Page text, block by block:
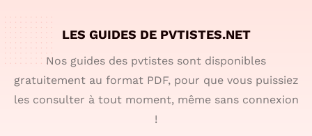
LES GUIDES DE PVTISTES.NET
Nos guides des pvtistes sont disponibles
gratuitement au format PDF, pour que vous puissiez
les consulter à tout moment, même sans connexion
!